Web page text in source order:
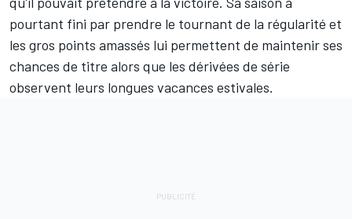
pourtant fini par prendre le tournant de la régularité et
les gros points amassés lui permettent de maintenir ses
chances de titre alors que les dérivées de série
observent leurs longues vacances estivales.